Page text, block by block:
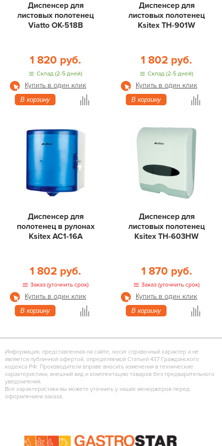
Диспенсер для
листовых полотенец
Viatto OK-518B
1 820 руб.
Склад (2-5 дней)
Купить в один клик
В корзину
Диспенсер для
листовых полотенец
Ksitex ТН-901W
1 802 руб.
Склад (2-5 дней)
Купить в один клик
В корзину
Диспенсер для
полотенец в рулонах
Ksitex АС1-16А
1 802 руб.
Заказ (уточнить срок)
Купить в один клик
В корзину
Диспенсер для
листовых полотенец
Ksitex ТН-603HW
1 870 руб.
Заказ (уточнить срок)
Купить в один клик
В корзину
Информация, представленная на сайте, носит справочный характер и не
является публичной офертой, определяемой Статьей 437 Гражданского
кодекса РФ. Производители вправе вносить изменения в технические
характеристики, внешний вид и комплектацию товаров без предварительного
уведомления.
Все характеристики вы можете уточнить у наших менеджеров перед
оформлением заказа.